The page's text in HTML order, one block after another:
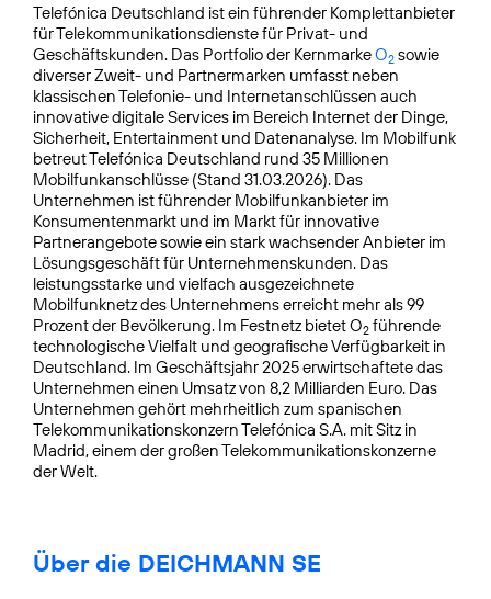
Telefónica Deutschland ist ein führender Komplettanbieter
für Telekommunikationsdienste für Privat- und
Geschäftskunden. Das Portfolio der KernmarkeO2 sowie
diverser Zweit- und Partnermarken umfasst neben
klassischen Telefonie- und Internetanschlüssen auch
innovative digitale Services im Bereich Internet der Dinge,
Sicherheit, Entertainment und Datenanalyse. Im Mobilfunk
betreut Telefónica Deutschland rund 35 Millionen
Mobilfunkanschlüsse (Stand 31.03.2026). Das
Unternehmen ist führender Mobilfunkanbieter im
Konsumentenmarkt und im Markt für innovative
Partnerangebote sowie ein stark wachsender Anbieter im
Lösungsgeschäft für Unternehmens­kunden. Das
leistungsstarke und vielfach ausgezeichnete
Mobilfunknetz des Unternehmens erreicht mehr als 99
Prozent der Bevölkerung. Im Festnetz bietet O2 führende
technologische Vielfalt und geografische Verfügbarkeit in
Deutschland. Im Geschäftsjahr 2025 erwirtschaftete das
Unternehmen einen Umsatz von 8,2 Milliarden Euro. Das
Unternehmen gehört mehrheitlich zum spanischen
Telekommunikationskonzern Telefónica S.A. mit Sitz in
Madrid, einem der großen Telekommunikationskonzerne
der Welt.
Über die DEICHMANN SE